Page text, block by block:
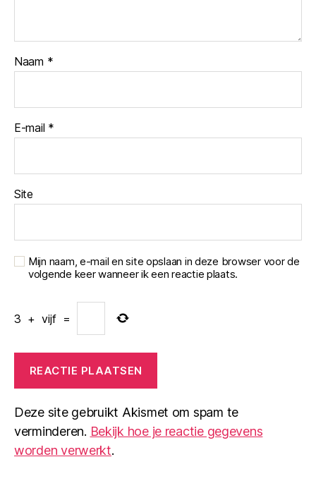
Naam *
E-mail *
Site
Mijn naam, e-mail en site opslaan in deze browser voor de
volgende keer wanneer ik een reactie plaats.
3 + vijf =
Deze site gebruikt Akismet om spam te
verminderen. Bekijk hoe je reactie gegevens
worden verwerkt.